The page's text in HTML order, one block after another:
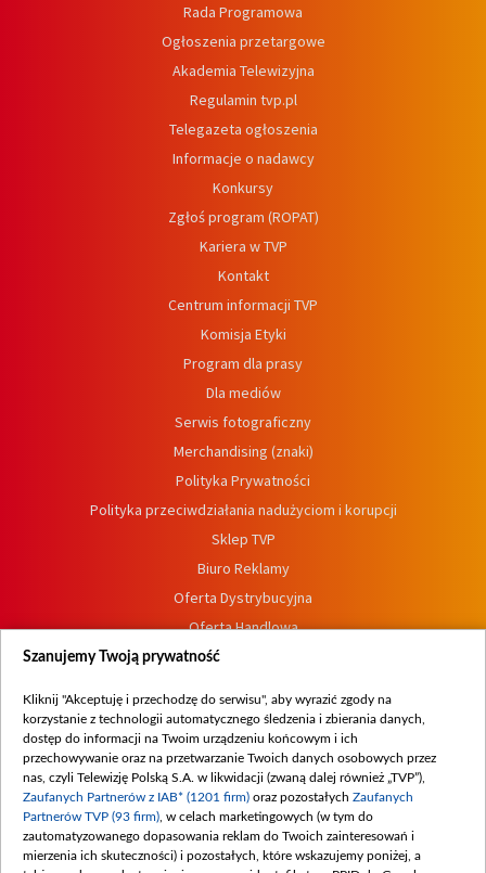
Rada Programowa
Ogłoszenia przetargowe
Akademia Telewizyjna
Regulamin tvp.pl
Telegazeta ogłoszenia
Informacje o nadawcy
Konkursy
Zgłoś program (ROPAT)
Kariera w TVP
Kontakt
Centrum informacji TVP
Komisja Etyki
Program dla prasy
Dla mediów
Serwis fotograficzny
Merchandising (znaki)
Polityka Prywatności
Polityka przeciwdziałania nadużyciom i korupcji
Sklep TVP
Biuro Reklamy
Oferta Dystrybucyjna
Oferta Handlowa
Dostępność
Procedura zgłoszeń wewnętrznych
Szanujemy Twoją prywatność
Kliknij "Akceptuję i przechodzę do serwisu", aby wyrazić zgody na
korzystanie z technologii automatycznego śledzenia i zbierania danych,
dostęp do informacji na Twoim urządzeniu końcowym i ich
przechowywanie oraz na przetwarzanie Twoich danych osobowych przez
nas, czyli Telewizję Polską S.A. w likwidacji (zwaną dalej również „TVP”),
Zaufanych Partnerów z IAB* (1201 firm) oraz pozostałych Zaufanych
Partnerów TVP (93 firm) , w celach marketingowych (w tym do
zautomatyzowanego dopasowania reklam do Twoich zainteresowań i
mierzenia ich skuteczności) i pozostałych, które wskazujemy poniżej, a